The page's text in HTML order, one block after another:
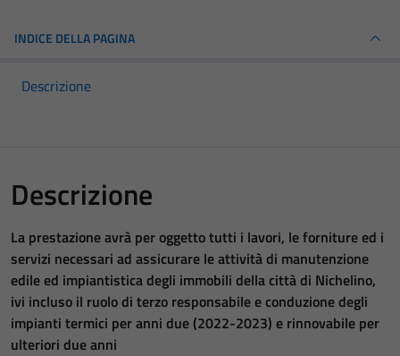
INDICE DELLA PAGINA
Descrizione
Descrizione
La prestazione avrà per oggetto tutti i lavori, le forniture ed i
servizi necessari ad assicurare le attività di manutenzione
edile ed impiantistica degli immobili della città di Nichelino,
ivi incluso il ruolo di terzo responsabile e conduzione degli
impianti termici per anni due (2022-2023) e rinnovabile per
ulteriori due anni